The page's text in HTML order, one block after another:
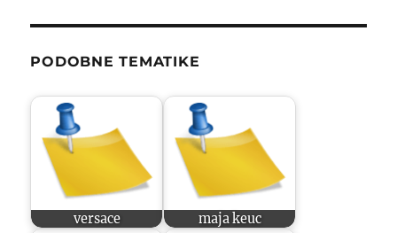
PODOBNE TEMATIKE
versace maja keuc